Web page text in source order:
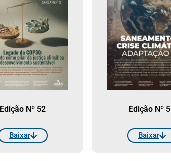
Edição Nº 52
Baixar
Edição Nº
Baixar